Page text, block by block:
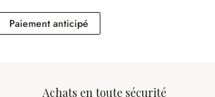
Paiement anticipéPaiement anticipé
Achats en toute sécurité